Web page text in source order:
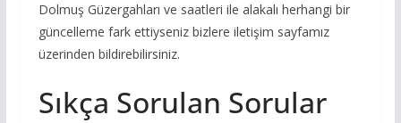
Dolmuş Güzergahları ve saatleri ile alakalı herhangi bir
güncelleme fark ettiyseniz bizlere iletişim sayfamız
üzerinden bildirebilirsiniz.
Sıkça Sorulan Sorular